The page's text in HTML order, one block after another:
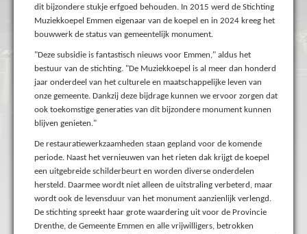
dit bijzondere stukje erfgoed behouden. In 2015 werd de Stichting
Muziekkoepel Emmen eigenaar van de koepel en in 2024 kreeg het
bouwwerk de status van gemeentelijk monument.
"Deze subsidie is fantastisch nieuws voor Emmen," aldus het
bestuur van de stichting. "De Muziekkoepel is al meer dan honderd
jaar onderdeel van het culturele en maatschappelijke leven van
onze gemeente. Dankzij deze bijdrage kunnen we ervoor zorgen dat
ook toekomstige generaties van dit bijzondere monument kunnen
blijven genieten."
De restauratiewerkzaamheden staan gepland voor de komende
periode. Naast het vernieuwen van het rieten dak krijgt de koepel
een uitgebreide schilderbeurt en worden diverse onderdelen
hersteld. Daarmee wordt niet alleen de uitstraling verbeterd, maar
wordt ook de levensduur van het monument aanzienlijk verlengd.
De stichting spreekt haar grote waardering uit voor de Provincie
Drenthe, de Gemeente Emmen en alle vrijwilligers, betrokken